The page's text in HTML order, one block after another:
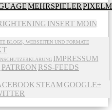
MEHRSPIELER
INSERT MOIN
BLOGS, WEBSEITEN UND FORMATE
IMPRESSUM
PATREON RSS-FEEDS
STEAMGOOGLE+